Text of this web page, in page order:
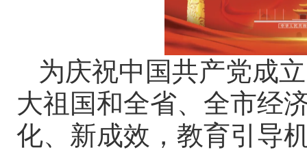
为庆祝中国共产党成
大祖国和全省、全市经
化、新成效，教育引导